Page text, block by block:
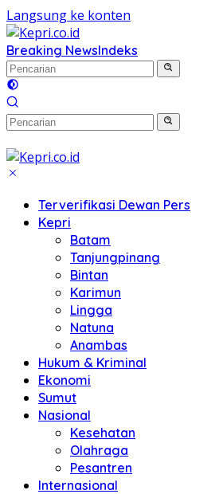
Langsung ke konten
Breaking NewsIndeks
Terverifikasi Dewan Pers
Kepri
Batam
Tanjungpinang
Bintan
Karimun
Lingga
Natuna
Anambas
Hukum & Kriminal
Ekonomi
Sumut
Nasional
Kesehatan
Olahraga
Pesantren
Internasional